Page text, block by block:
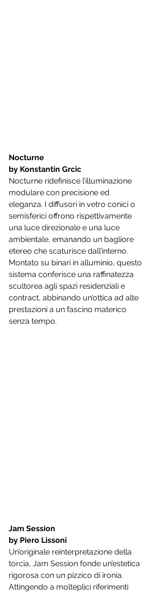
Nocturne
by Konstantin Grcic
Nocturne ridefinisce l’illuminazione
modulare con precisione ed
eleganza. I diffusori in vetro conici o
semisferici offrono rispettivamente
una luce direzionale e una luce
ambientale, emanando un bagliore
etereo che scaturisce dall’interno.
Montato su binari in alluminio, questo
sistema conferisce una raffinatezza
scultorea agli spazi residenziali e
contract, abbinando un’ottica ad alte
prestazioni a un fascino materico
senza tempo.
Jam Session
by Piero Lissoni
Un’originale reinterpretazione della
torcia, Jam Session fonde un’estetica
rigorosa con un pizzico di ironia.
Attingendo a molteplici riferimenti